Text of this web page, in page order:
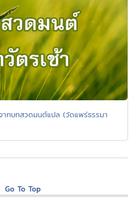
ากบทสวดมนต์แปล (วัดแพร่ธรรมา
Go To Top